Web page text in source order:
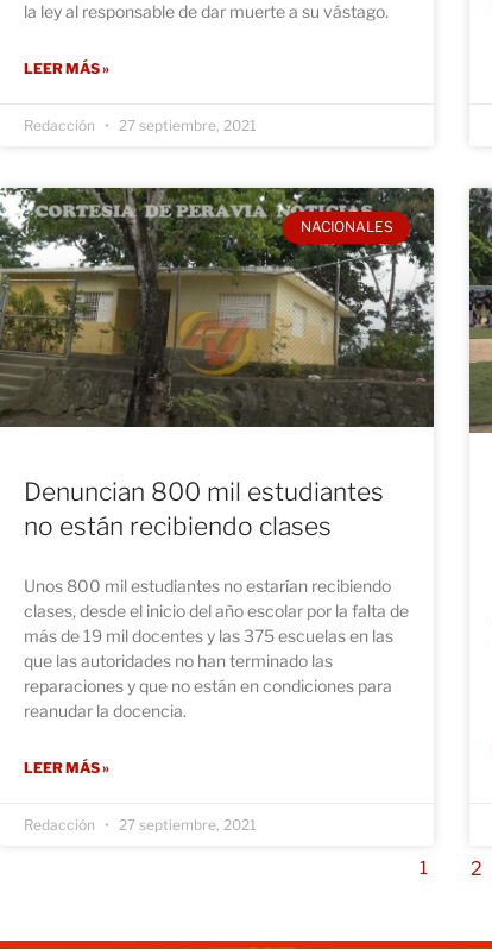
la ley al responsable de dar muerte a su vástago.
LEER MÁS »
Redacción 27 septiembre, 2021
NACIONALES
Denuncian 800 mil estudiantes
no están recibiendo clases
Unos 800 mil estudiantes no estarían recibiendo
clases, desde el inicio del año escolar por la falta de
más de 19 mil docentes y las 375 escuelas en las
que las autoridades no han terminado las
reparaciones y que no están en condiciones para
reanudar la docencia.
LEER MÁS »
Redacción 27 septiembre, 2021
1 2